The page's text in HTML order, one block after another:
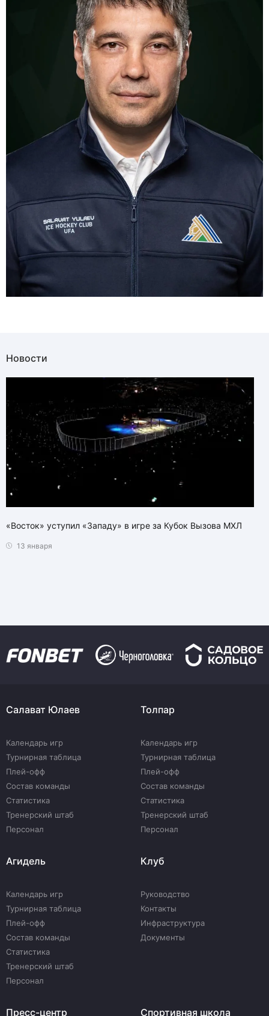
Новости
«Восток» уступил «Западу» в игре за Кубок Вызова МХЛ
13 января
Салават Юлаев
Календарь игр
Турнирная таблица
Плей-офф
Состав команды
Статистика
Тренерский штаб
Персонал
Толпар
Календарь игр
Турнирная таблица
Плей-офф
Состав команды
Статистика
Тренерский штаб
Персонал
Агидель
Календарь игр
Турнирная таблица
Плей-офф
Состав команды
Статистика
Тренерский штаб
Персонал
Клуб
Руководство
Контакты
Инфраструктура
Документы
Пресс-центр Спортивная школа